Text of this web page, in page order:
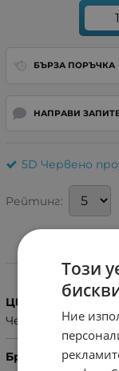
БЪРЗА ПОРЪЧКА
НАПРАВИ
5D Червено
Рейтинг:
Цвят
Черен
Бранд
Този
Ние